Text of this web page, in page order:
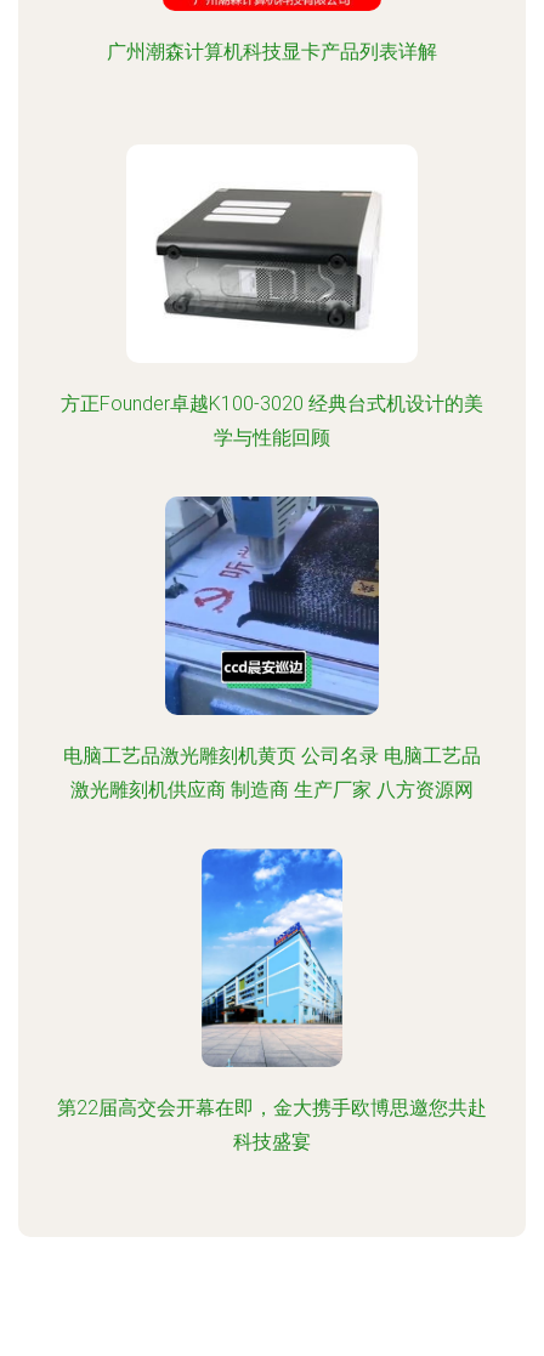
广州潮森计算机科技显卡产品列表详解
方正Founder卓越K100-3020 经典台式机设计的美
学与性能回顾
电脑工艺品激光雕刻机黄页 公司名录 电脑工艺品
激光雕刻机供应商 制造商 生产厂家 八方资源网
第22届高交会开幕在即，金大携手欧博思邀您共赴
科技盛宴